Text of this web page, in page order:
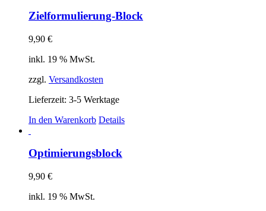
mehrere
Varianten
Produktseite
werden
Zielformulierung-Block
9,90 €
inkl. 19 % MwSt.
zzgl. Versandkosten
Lieferzeit: 3-5 Werktage
In den Warenkorb Details
Optimierungsblock
9,90 €
inkl. 19 % MwSt.